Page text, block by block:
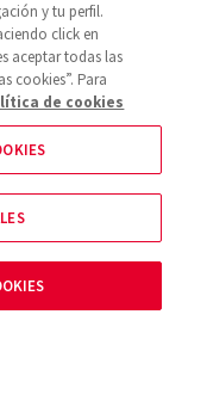
y tu perfil.
click en
aceptar todas las
cookies”. Para
de cookies